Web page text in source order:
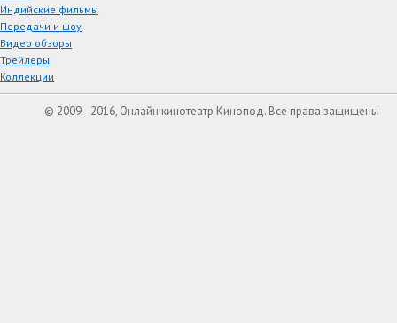
Индийские фильмы
Передачи и шоу
Видео обзоры
Трейлеры
Коллекции
© 2009–2016, Онлайн кинотеатр Кинопод. Все права защищены